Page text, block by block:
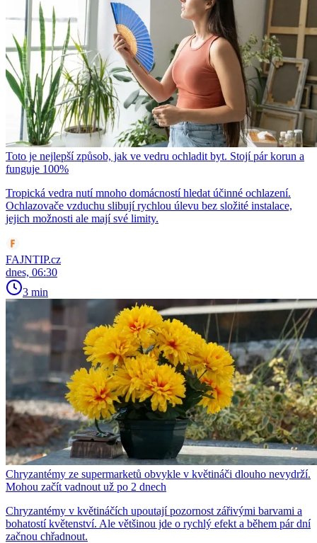
Toto je nejlepší způsob, jak ve vedru ochladit byt. Stojí pár korun a
funguje 100%
Tropická vedra nutí mnoho domácností hledat účinné ochlazení.
Ochlazovače vzduchu slibují rychlou úlevu bez složité instalace,
jejich možnosti ale mají své limity.
FAJNTIP.cz
dnes, 06:30
3 min
Chryzantémy ze supermarketů obvykle v květináči dlouho nevydrží.
Mohou začít vadnout už po 2 dnech
Chryzantémy v květináčích upoutají pozornost zářivými barvami a
bohatostí květenství. Ale většinou jde o rychlý efekt a během pár dní
začnou chřadnout.